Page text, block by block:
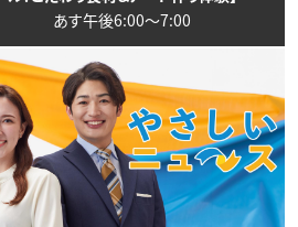
あす午後6:00〜7:00